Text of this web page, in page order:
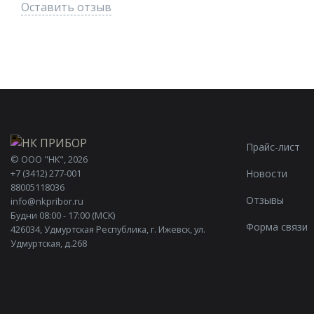
Оставить отзыв
© ООО "НК", 2026
+7 (3412) 277-001
88005118036
info@nkpribor.ru
Будни 08:00 - 17:00 (МСК)
426034, Удмуртская Республика, г. Ижевск, ул.
Удмуртская, д.268
Прайс-лист
Новости
Отзывы
Форма связи